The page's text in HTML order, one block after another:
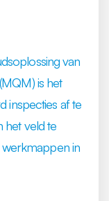
van
is het
inspecties af te
het veld te
werkmappen in